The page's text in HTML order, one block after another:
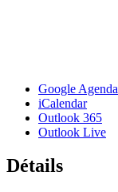
Google Agenda
iCalendar
Outlook 365
Outlook Live
Détails